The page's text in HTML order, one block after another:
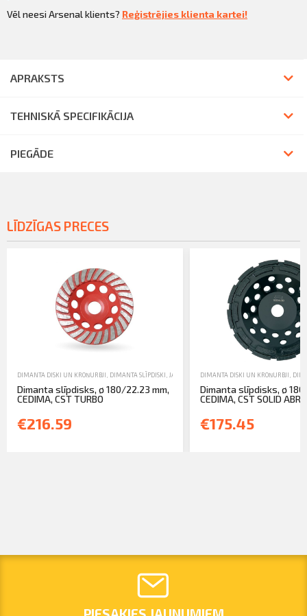
Vēl neesi Arsenal klients? Reģistrējies klienta kartei!
APRAKSTS
TEHNISKĀ SPECIFIKĀCIJA
PIEGĀDE
LĪDZĪGAS PRECES
DIMANTA DISKI UN KROŅURBJI DIMANTA SLĪPDISKI JAUNA TEHNIKA
Dimanta slīpdisks, ø 180/22.23 mm,
CEDIMA, CST TURBO
€216.59
DIMANTA DISKI UN KROŅURBJI
Dimanta slīpdisks, ø
CEDIMA, CST SOLID
€175.45